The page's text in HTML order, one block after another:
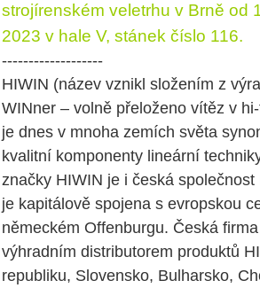
strojírenském veletrhu v Brně od
2023 v hale V, stánek číslo 116.
-------------------
HIWIN (název vznikl složením z
WINner – volně přeloženo vítěz v
je dnes v mnoha zemích světa
kvalitní komponenty lineární
značky HIWIN je i česká
je kapitálově spojena s evropskou
německém Offenburgu. Česká
výhradním distributorem produktů
republiku, Slovensko, Bulharsko,